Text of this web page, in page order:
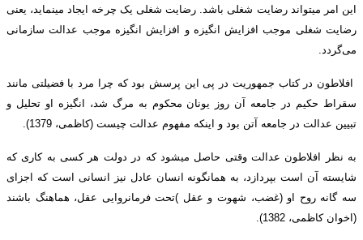
این امر می­تواند رضایت شغلی باشد. رضایت شغلی یک چرخه ایجاد می­نماید، یعنی
رضایت شغلی موجب افزایش انگیزه و افزایش انگیزه موجب عدالت سازمانی
می‌گردد.
افلاطون در کتاب جمهوریت در پی این پرسش بود که چرا مرد با فضیلتی مانند
سقراط حکیم در جامعه آن روز یونان محکوم به مرگ شد، انگیزه او تحلیل و
تبیین عدالت در جامعه آتن بود و اینکه مفهوم عدالت چیست (کاظمی، 1379).
به نظر افلاطون عدالت وقتی حاصل می­شود که در دولت هر کسی به کاری که
شایسته آن است بپردازد، به همان­گونه انسان عادل نیز انسانی است که اجزای
سه گانه روح او (غضب، شهوت و عقل )تحت فرمانروایی عقل، هماهنگ باشند
(اخوان کاظمی، 1382).